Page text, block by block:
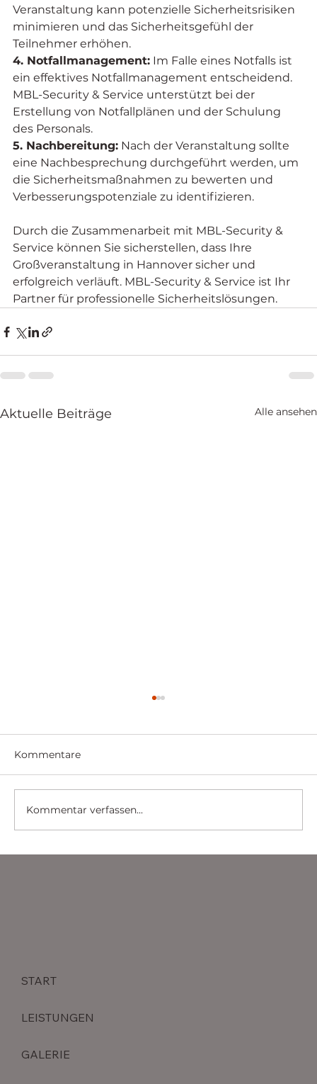
Veranstaltung kann potenzielle Sicherheitsrisiken
minimieren und das Sicherheitsgefühl der
Teilnehmer erhöhen.
4. Notfallmanagement: Im Falle eines Notfalls ist
ein effektives Notfallmanagement entscheidend.
MBL-Security & Service unterstützt bei der
Erstellung von Notfallplänen und der Schulung
des Personals.
5. Nachbereitung: Nach der Veranstaltung sollte
eine Nachbesprechung durchgeführt werden, um
die Sicherheitsmaßnahmen zu bewerten und
Verbesserungspotenziale zu identifizieren.
Durch die Zusammenarbeit mit MBL-Security &
Service können Sie sicherstellen, dass Ihre
Großveranstaltung in Hannover sicher und
erfolgreich verläuft. MBL-Security & Service ist Ihr
Partner für professionelle Sicherheitslösungen.
Aktuelle Beiträge Alle ansehen
Kommentare
Kommentar verfassen...
START
LEISTUNGEN
GALERIE